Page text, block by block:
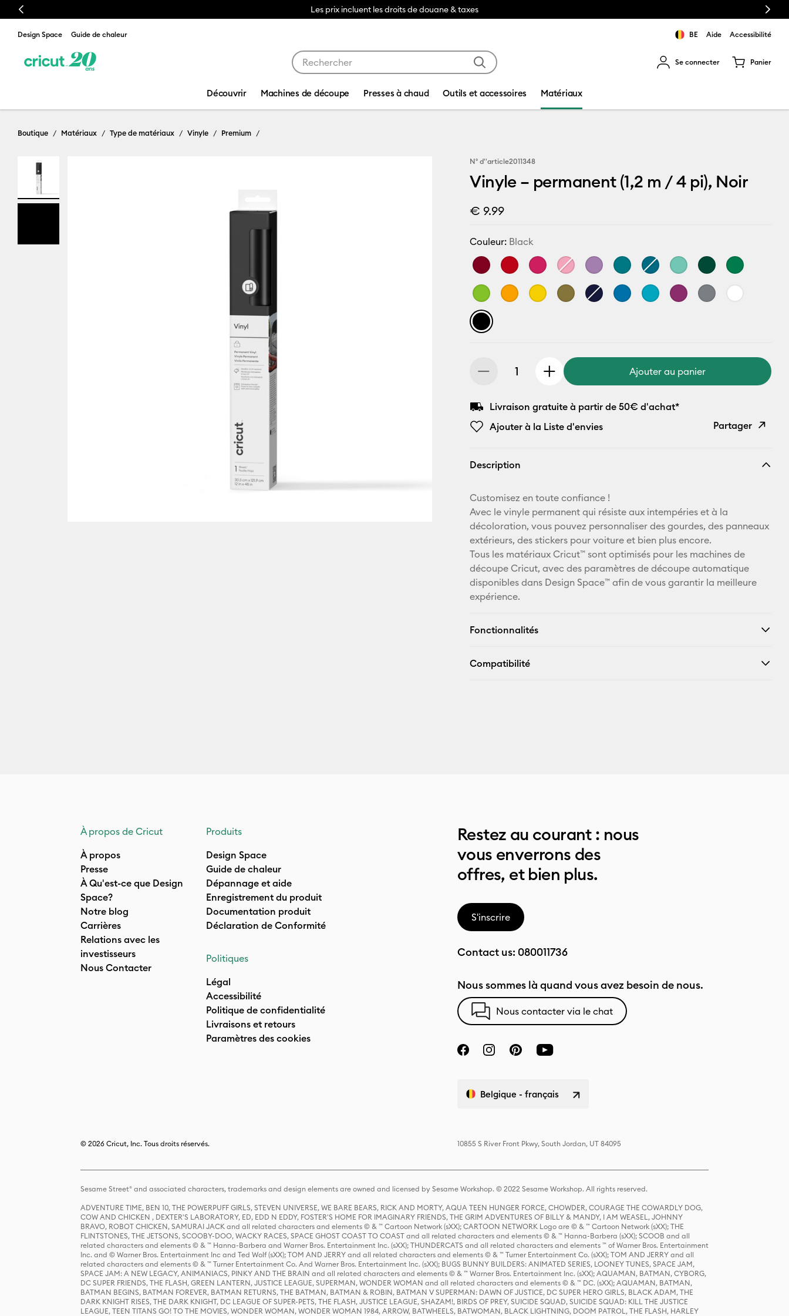
Previous Les prix incluent les droits de douane & taxes Next
Design Space Guide de chaleur BE Aide Accessibilité
Se connecter Panier
Découvrir Machines de découpe Presses à chaud Outils et accessoires Matériaux
Boutique Matériaux Type de matériaux Vinyle Premium
N° d''article2011348
Vinyle – permanent (1,2 m / 4 pi), Noir
€ 9.99
Couleur: Black
Ajouter au panier
Livraison gratuite à partir de 50€ d'achat*
Ajouter à la Liste d'envies
Partager
Pinterest
Facebook
X
Description
Customisez en toute confiance !
Avec le vinyle permanent qui résiste aux intempéries et à la
décoloration, vous pouvez personnaliser des gourdes, des panneaux
extérieurs, des stickers pour voiture et bien plus encore.
Tous les matériaux Cricut™ sont optimisés pour les machines de
découpe Cricut, avec des paramètres de découpe automatique
disponibles dans Design Space™ afin de vous garantir la meilleure
expérience.
Fonctionnalités
Compatibilité
À propos de Cricut
À propos
Presse
À Qu'est-ce que Design
Space?
Notre blog
Carrières
Relations avec les
investisseurs
Nous Contacter
Produits
Design Space
Guide de chaleur
Dépannage et aide
Enregistrement du produit
Documentation produit
Déclaration de Conformité
Politiques
Légal
Accessibilité
Politique de confidentialité
Livraisons et retours
Paramètres des cookies
Restez au courant : nous
vous enverrons des
offres, et bien plus.
S'inscrire
Contact us: 080011736
Nous sommes là quand vous avez besoin de nous.
Nous contacter via le chat
Belgique - français
© 2026 Cricut, Inc. Tous droits réservés. 10855 S River Front Pkwy, South Jordan, UT 84095
Sesame Street® and associated characters, trademarks and design elements are owned and licensed by Sesame Workshop. © 2022 Sesame Workshop. All rights reserved.
ADVENTURE TIME, BEN 10, THE POWERPUFF GIRLS, STEVEN UNIVERSE, WE BARE BEARS, RICK AND MORTY, AQUA TEEN HUNGER FORCE, CHOWDER, COURAGE THE COWARDLY DOG,
COW AND CHICKEN , DEXTER'S LABORATORY, ED, EDD N EDDY, FOSTER'S HOME FOR IMAGINARY FRIENDS, THE GRIM ADVENTURES OF BILLY & MANDY, I AM WEASEL, JOHNNY
BRAVO, ROBOT CHICKEN, SAMURAI JACK and all related characters and elements © & ™ Cartoon Network (sXX); CARTOON NETWORK Logo are © & ™ Cartoon Network (sXX); THE
FLINTSTONES, THE JETSONS, SCOOBY-DOO, WACKY RACES, SPACE GHOST COAST TO COAST and all related characters and elements © & ™ Hanna-Barbera (sXX); SCOOB and all
related characters and elements © & ™ Hanna-Barbera and Warner Bros. Entertainment Inc. (sXX); THUNDERCATS and all related characters and elements ™ of Warner Bros. Entertainment
Inc. and © Warner Bros. Entertainment Inc and Ted Wolf (sXX); TOM AND JERRY and all related characters and elements © & ™ Turner Entertainment Co. (sXX); TOM AND JERRY and all
related characters and elements © & ™ Turner Entertainment Co. And Warner Bros. Entertainment Inc. (sXX); BUGS BUNNY BUILDERS: ANIMATED SERIES, LOONEY TUNES, SPACE JAM,
SPACE JAM: A NEW LEGACY, ANIMANIACS, PINKY AND THE BRAIN and all related characters and elements © & ™ Warner Bros. Entertainment Inc. (sXX); AQUAMAN, BATMAN, CYBORG,
DC SUPER FRIENDS, THE FLASH, GREEN LANTERN, JUSTICE LEAGUE, SUPERMAN, WONDER WOMAN and all related characters and elements © & ™ DC. (sXX); AQUAMAN, BATMAN,
BATMAN BEGINS, BATMAN FOREVER, BATMAN RETURNS, THE BATMAN, BATMAN & ROBIN, BATMAN V SUPERMAN: DAWN OF JUSTICE, DC SUPER HERO GIRLS, BLACK ADAM, THE
DARK KNIGHT RISES, THE DARK KNIGHT, DC LEAGUE OF SUPER-PETS, THE FLASH, JUSTICE LEAGUE, SHAZAM!, BIRDS OF PREY, SUICIDE SQUAD, SUICIDE SQUAD: KILL THE JUSTICE
LEAGUE, TEEN TITANS GO! TO THE MOVIES, WONDER WOMAN, WONDER WOMAN 1984, ARROW, BATWHEELS, BATWOMAN, BLACK LIGHTNING, DOOM PATROL, THE FLASH, HARLEY